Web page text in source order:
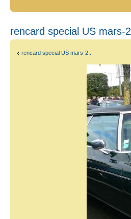
rencard special US mars-
rencard special US mars-2...